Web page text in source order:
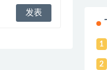
1
2